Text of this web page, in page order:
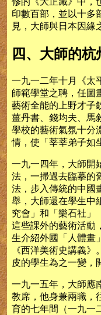
印數百部，並以十多
見，大師與日本因緣
四、大師的杭
一九一二年十月《太
師範學堂之聘，任圖
藝術全能的上野才子
薑丹書、錢均夫、馬
學校的藝術氣氛十分
情，使「莘莘弟子如
一九一四年，大師開
法，一掃過去臨摹的
法，步入傳統的中國
舉，大師還在學生中
究會」和「樂石社」
這些課外的藝術活動
生介紹外國「人體畫
《西洋美術史講義
皮的學生為之一變，
一九一五年，大師應
教席，他身兼兩職，
育的七年間（一九一